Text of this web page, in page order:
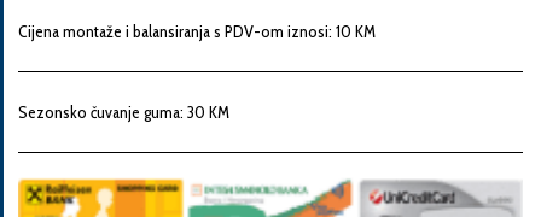
Broj
Cijena montaže i balansiranja s PDV-om iznosi: 10 KM
Sezonsko čuvanje guma: 30 KM